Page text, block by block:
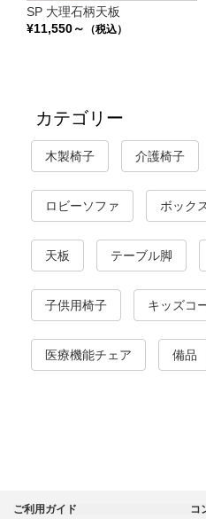
SP 大理石柄天板
¥11,550～
（税込）
カテゴリー
木製椅子 介護椅子
ロビーソファ ボック
天板 テーブル脚
子供用椅子 キッズコ
医療機能チェア 備品
ご利用ガイド コ